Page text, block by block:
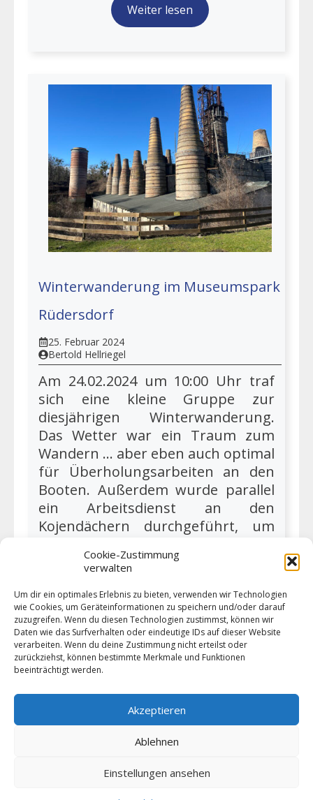
Cookie-Zustimmung
verwalten
Um dir ein optimales Erlebnis zu bieten, verwenden wir Technologien
wie Cookies, um Geräteinformationen zu speichern und/oder darauf
zuzugreifen. Wenn du diesen Technologien zustimmst, können wir
Daten wie das Surfverhalten oder eindeutige IDs auf dieser Website
verarbeiten. Wenn du deine Zustimmung nicht erteilst oder
zurückziehst, können bestimmte Merkmale und Funktionen
beeinträchtigt werden.
Akzeptieren
Ablehnen
Einstellungen ansehen
Weiter lesen
Winterwanderung im Museumspark
Rüdersdorf
25. Februar 2024
Bertold Hellriegel
Am 24.02.2024 um 10:00 Uhr traf
sich eine kleine Gruppe zur
diesjährigen Winterwanderung.
Das Wetter war ein Traum zum
Wandern … aber eben auch optimal
für Überholungsarbeiten an den
Booten. Außerdem wurde parallel
ein Arbeitsdienst an den
Kojendächern durchgeführt, um
Dachdeckerfirmen vorzubereiten.
Weiter lesen